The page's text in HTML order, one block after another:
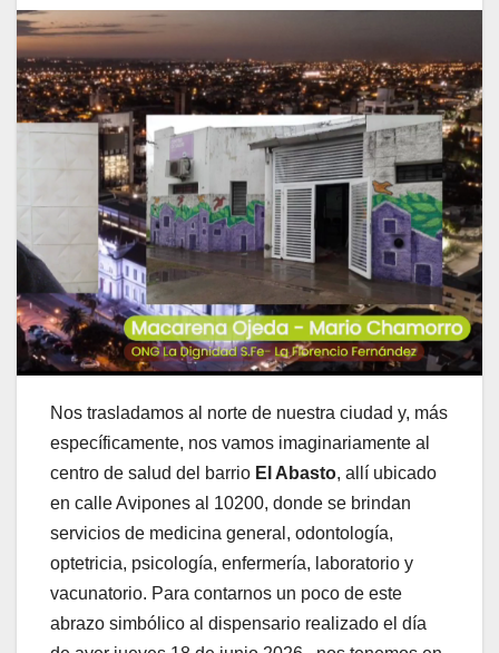
Nos trasladamos al norte de nuestra ciudad y, más
específicamente, nos vamos imaginariamente al
centro de salud del barrio El Abasto, allí ubicado
en calleAvipones al 10200, donde se brindan
servicios de medicina general, odontología,
optetricia, psicología, enfermería, laboratorio y
vacunatorio. Para contarnos un poco de este
abrazo simbólico al dispensario realizado el día